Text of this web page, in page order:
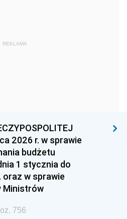
1952
1946
REKLAMA
2026 r. w sprawie
budżetu
1 stycznia do
oraz w sprawie
Ministrów
756